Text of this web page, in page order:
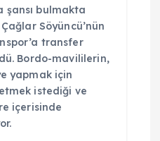
şansı bulmakta
Söyüncü’nün
transfer
Bordo-mavililerin,
yapmak için
istediği ve
içerisinde